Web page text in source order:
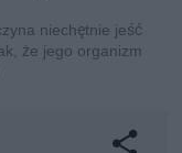
niechętnie jeść
że jego organizm